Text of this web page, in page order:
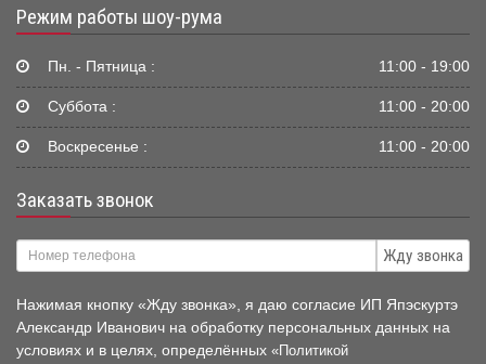
Режим работы шоу-рума
Пн. - Пятница : 11:00 - 19:00
Суббота : 11:00 - 20:00
Воскресенье : 11:00 - 20:00
Заказать звонок
Жду звонка
Нажимая кнопку «Жду звонка», я даю согласие ИП Япэскуртэ
Александр Иванович на обработку персональных данных на
условиях и в целях, определённых «Политикой